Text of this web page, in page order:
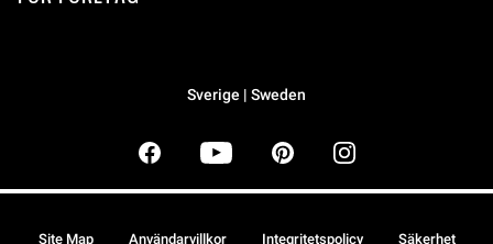
Sverige | Sweden
Site Map Användarvillkor Integritetspolicy Säkerhet